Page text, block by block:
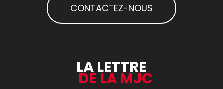
CONTACTEZ-NOUS
LA LETTRE
DE LA MJC